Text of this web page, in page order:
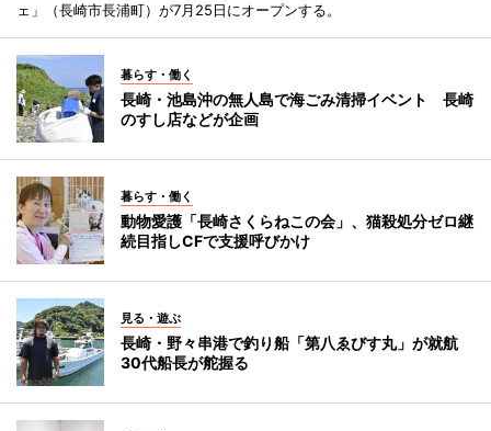
ェ」（長崎市長浦町）が7月25日にオープンする。
暮らす・働く
長崎・池島沖の無人島で海ごみ清掃イベント 長崎
のすし店などが企画
暮らす・働く
動物愛護「長崎さくらねこの会」、猫殺処分ゼロ継
続目指しCFで支援呼びかけ
見る・遊ぶ
長崎・野々串港で釣り船「第八ゑびす丸」が就航
30代船長が舵握る